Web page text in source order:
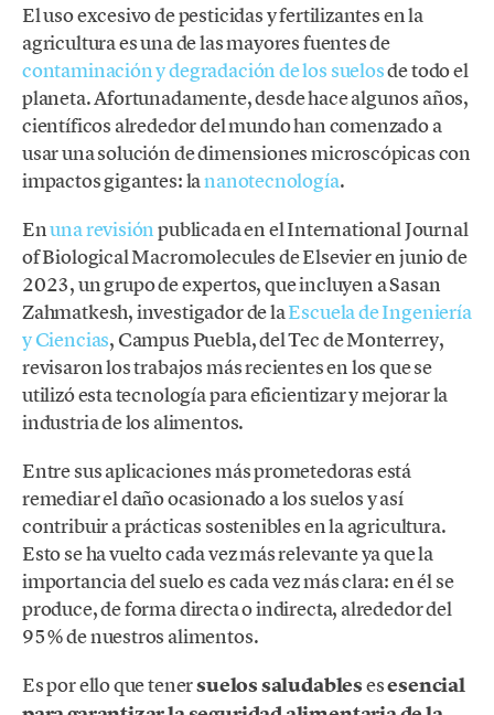
El uso excesivo de pesticidas y fertilizantes en la
agricultura es una de las mayores fuentes de
contaminación y degradación de los suelosde todo el
planeta. Afortunadamente, desde hace algunos años,
científicos alrededor del mundo han comenzado a
usar una solución de dimensiones microscópicas con
impactos gigantes: lananotecnología.
Enuna revisiónpublicada en el International Journal
of Biological Macromolecules de Elsevier en junio de
2023, un grupo de expertos, que incluyen a Sasan
Zahmatkesh, investigador de laEscuela de Ingeniería
y Ciencias, Campus Puebla, del Tec de Monterrey,
revisaron los trabajos más recientes en los que se
utilizó esta tecnología para eficientizar y mejorar la
industria de los alimentos.
Entre sus aplicaciones más prometedoras está
remediar el daño ocasionado a los suelos y así
contribuir a prácticas sostenibles en la agricultura.
Esto se ha vuelto cada vez más relevante ya que la
importancia del suelo es cada vez más clara: en él se
produce, de forma directa o indirecta, alrededor del
95% de nuestros alimentos.
Es por ello que tenersuelos saludablesesesencial